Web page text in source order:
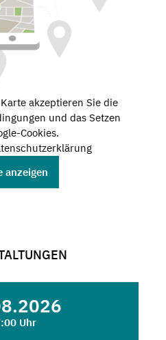
akzeptieren Sie die
und das Setzen
Cookies.
anzeigen
Uhr